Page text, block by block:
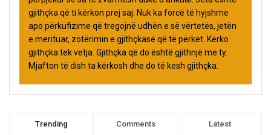
gjithçka që ti kërkon prej saj. Nuk ka forcë të hyjshme
apo përkufizime që tregojnë udhën e së vërtetës, jetën
e merituar, zotërimin e gjithçkasë që të përket. Kërko
gjithçka tek vetja. Gjithçka që do është gjithnjë me ty.
Mjafton të dish ta kërkosh dhe do të kesh gjithçka.
Trending Comments Latest